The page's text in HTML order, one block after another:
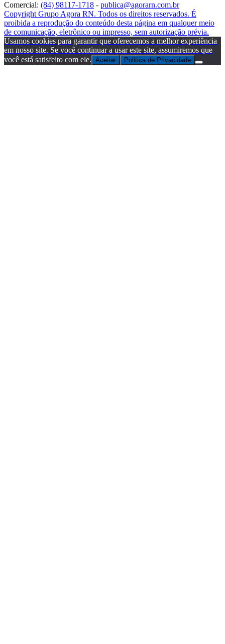
Comercial: (84) 98117-1718 - publica@agorarn.com.br
Copyright Grupo Agora RN. Todos os direitos reservados. É
proibida a reprodução do conteúdo desta página em qualquer meio
de comunicação, eletrônico ou impresso, sem autorização prévia.
Usamos cookies para garantir que oferecemos a melhor experiência
em nosso site. Se você continuar a usar este site, assumiremos que
você está satisfeito com ele. Aceitar Politica de Privacidade